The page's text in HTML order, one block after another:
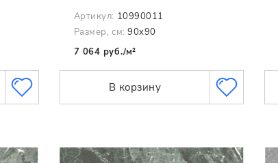
Артикул: 10990011
Размер, см: 90x90
7 064 руб./м²
В корзину